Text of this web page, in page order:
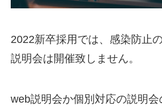
2022新卒採用では、感染防止
説明会は開催致しません。
web説明会か個別対応の説明会